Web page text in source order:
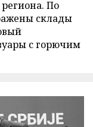
По
склады
с горючим